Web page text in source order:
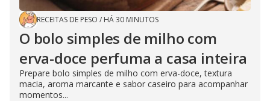
RECEITAS DE PESO / HÁ 30 MINUTOS
O bolo simples de milho com
erva-doce perfuma a casa inteira
Prepare bolo simples de milho com erva-doce, textura
macia, aroma marcante e sabor caseiro para acompanhar
momentos...